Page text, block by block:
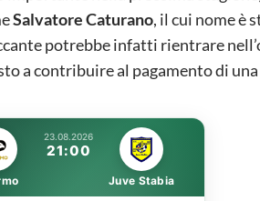
Salvatore Caturano, il cui nome è
potrebbe infatti rientrare
a contribuire al pagamento di
23.08.2026
21:00
Juve Stabia